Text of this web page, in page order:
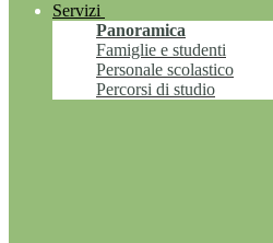
Servizi
Panoramica
Famiglie e studenti
Personale scolastico
Percorsi di studio